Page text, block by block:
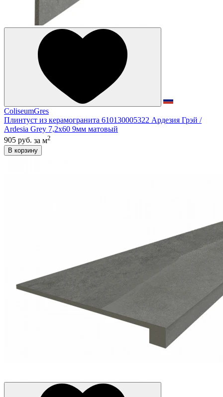
ColiseumGres
Плинтуст из керамогранита 610130005322 Ардезия Грэй /
Ardesia Grey 7,2x60 9мм матовый
905 руб. за м2
В корзину